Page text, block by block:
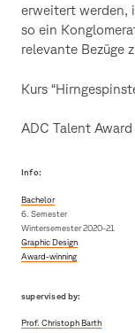
erweitert werden,
so ein
relevante Bezüge
Kurs
ADC Talent
Info:
Bachelor
6. Semester
Wintersemester 2020-21
Graphic Design
Award-winning
supervised by:
Prof. Christoph Barth